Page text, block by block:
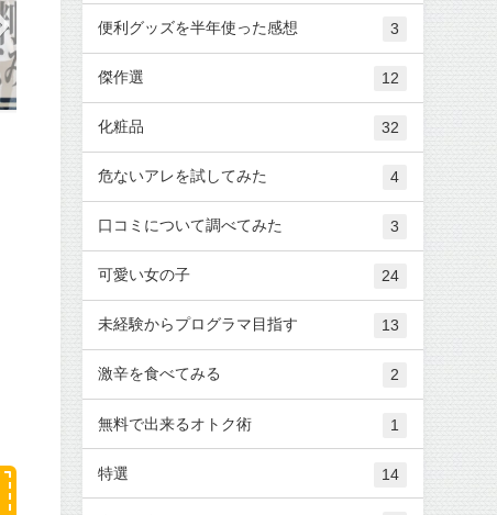
便利グッズを半年使った感想 3
傑作選 12
化粧品 32
危ないアレを試してみた 4
口コミについて調べてみた 3
可愛い女の子 24
未経験からプログラマ目指す 13
激辛を食べてみる 2
無料で出来るオトク術 1
特選 14